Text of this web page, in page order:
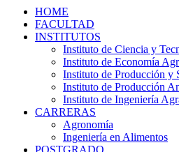
HOME
FACULTAD
INSTITUTOS
Instituto de Ciencia y
Instituto de Economía
Instituto de Producción y
Instituto de Producción
Instituto de Ingeniería
CARRERAS
Agronomía
Ingeniería en Alimentos
POSTGRADO